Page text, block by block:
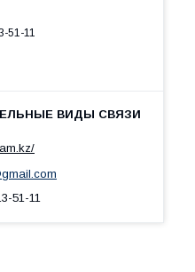
51-11
51-11